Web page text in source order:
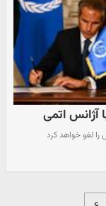
آژانس اتمی
را لغو خواهد کرد